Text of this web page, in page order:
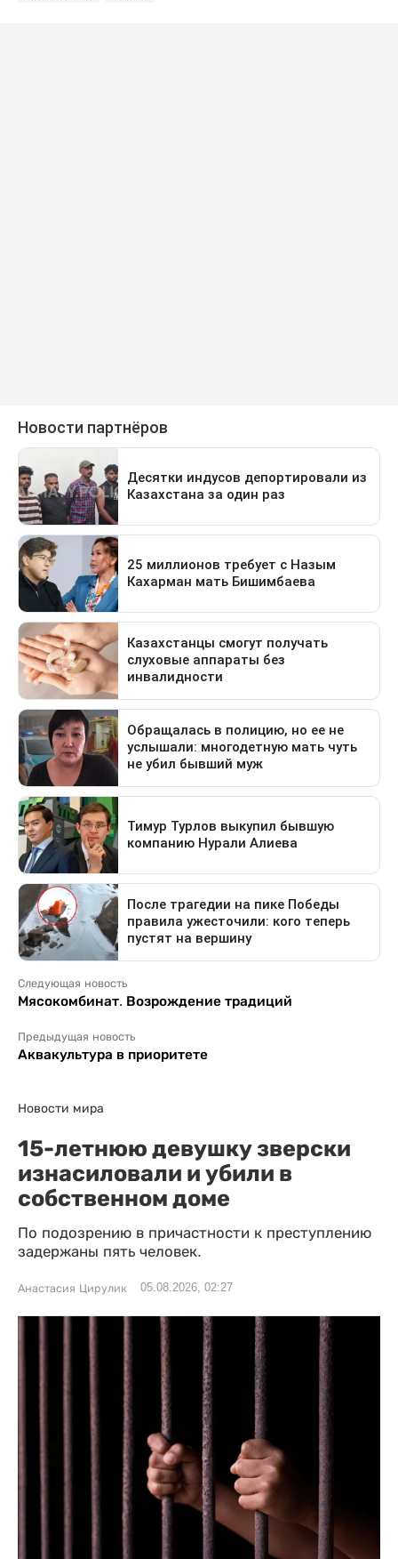
Следующая новость
Мясокомбинат. Возрождение традиций
Предыдущая новость
Аквакультура в приоритете
Новости мира
15-летнюю девушку зверски
изнасиловали и убили в
собственном доме
По подозрению в причастности к преступлению
задержаны пять человек.
Анастасия Цирулик 05.08.2026, 02:27